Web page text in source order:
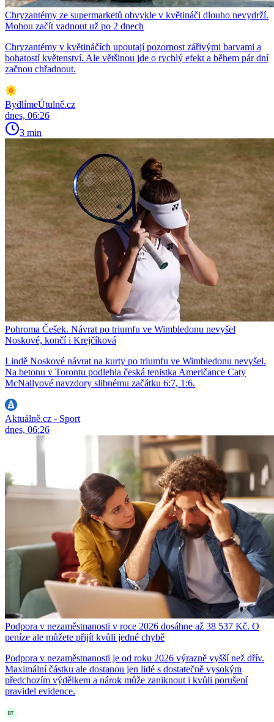
Chryzantémy ze supermarketů obvykle v květináči dlouho nevydrží.
Mohou začít vadnout už po 2 dnech
Chryzantémy v květináčích upoutají pozornost zářivými barvami a
bohatostí květenství. Ale většinou jde o rychlý efekt a během pár dní
začnou chřadnout.
BydlímeÚtulně.cz
dnes, 06:26
3 min
Pohroma Češek. Návrat po triumfu ve Wimbledonu nevyšel
Noskové, končí i Krejčíková
Lindě Noskové návrat na kurty po triumfu ve Wimbledonu nevyšel.
Na betonu v Torontu podlehla česká tenistka Američance Caty
McNallyové navzdory slibnému začátku 6:7, 1:6.
Aktuálně.cz - Sport
dnes, 06:26
Podpora v nezaměstnanosti v roce 2026 dosáhne až 38 537 Kč. O
peníze ale můžete přijít kvůli jedné chybě
Podpora v nezaměstnanosti je od roku 2026 výrazně vyšší než dřív.
Maximální částku ale dostanou jen lidé s dostatečně vysokým
předchozím výdělkem a nárok může zaniknout i kvůli porušení
pravidel evidence.